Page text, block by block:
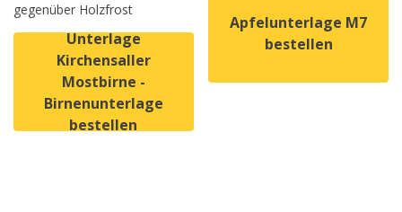
gegenüber Holzfrost
Unterlage
Kirchensaller
Mostbirne -
Birnenunterlage
bestellen
Apfelunterlage M7
bestellen